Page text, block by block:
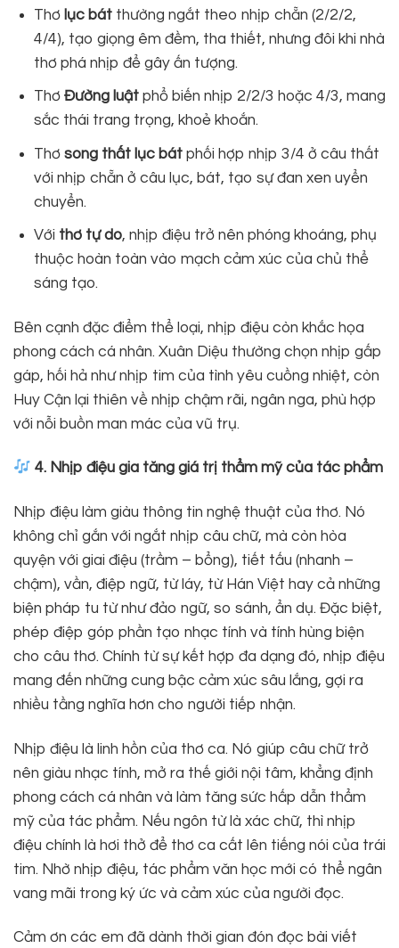
Thơ lục bátthường ngắt theo nhịp chẵn (2/2/2,
4/4), tạo giọng êm đềm, tha thiết, nhưng đôi khi nhà
thơ phá nhịp để gây ấn tượng.
Thơ Đường luậtphổ biến nhịp 2/2/3 hoặc 4/3, mang
sắc thái trang trọng, khoẻ khoắn.
Thơ song thất lục bátphối hợp nhịp 3/4 ở câu thất
với nhịp chẵn ở câu lục, bát, tạo sự đan xen uyển
chuyển.
Với thơ tự do, nhịp điệu trở nên phóng khoáng, phụ
thuộc hoàn toàn vào mạch cảm xúc của chủ thể
sáng tạo.
Bên cạnh đặc điểm thể loại, nhịp điệu còn khắc họa
phong cách cá nhân. Xuân Diệu thường chọn nhịp gấp
gáp, hối hả như nhịp tim của tình yêu cuồng nhiệt, còn
Huy Cận lại thiên về nhịp chậm rãi, ngân nga, phù hợp
với nỗi buồn man mác của vũ trụ.
4. Nhịp điệu gia tăng giá trị thẩm mỹ của tác phẩm
Nhịp điệu làm giàu thông tin nghệ thuật của thơ. Nó
không chỉ gắn với ngắt nhịp câu chữ, mà còn hòa
quyện với giai điệu (trầm – bổng), tiết tấu (nhanh –
chậm), vần, điệp ngữ, từ láy, từ Hán Việt hay cả những
biện pháp tu từ như đảo ngữ, so sánh, ẩn dụ. Đặc biệt,
phép điệp góp phần tạo nhạc tính và tính hùng biện
cho câu thơ. Chính từ sự kết hợp đa dạng đó, nhịp điệu
mang đến những cung bậc cảm xúc sâu lắng, gợi ra
nhiều tầng nghĩa hơn cho người tiếp nhận.
Nhịp điệu là linh hồn của thơ ca. Nó giúp câu chữ trở
nên giàu nhạc tính, mở ra thế giới nội tâm, khẳng định
phong cách cá nhân và làm tăng sức hấp dẫn thẩm
mỹ của tác phẩm. Nếu ngôn từ là xác chữ, thì nhịp
điệu chính là hơi thở để thơ ca cất lên tiếng nói của trái
tim. Nhờ nhịp điệu, tác phẩm văn học mới có thể ngân
vang mãi trong ký ức và cảm xúc của người đọc.
Cảm ơn các em đã dành thời gian đón đọc bài viết